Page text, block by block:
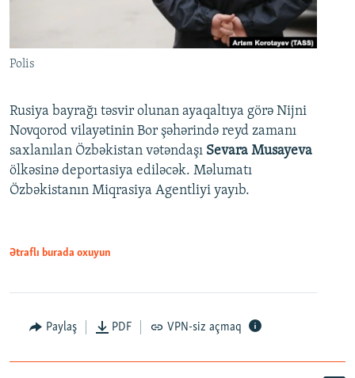
Polis
Rusiya bayrağı təsvir olunan ayaqaltıya görə Nijni
Novqorod vilayətinin Bor şəhərində reyd zamanı
saxlanılan Özbəkistan vətəndaşı Sevara Musayeva
ölkəsinə deportasiya ediləcək. Məlumatı
Özbəkistanın Miqrasiya Agentliyi yayıb.
Ətraflı burada oxuyun
Paylaş PDF VPN-siz açmaq